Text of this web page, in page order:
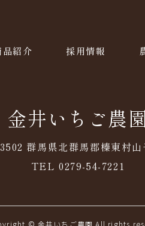
品紹介 採用情報
金井いちご農
群馬県北群馬郡榛東村
TEL 0279-54-7221
© 金井いちご農園 All rights